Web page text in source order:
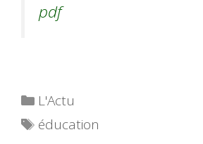
pdf
Catégories
L'Actu
Étiquettes
éducation